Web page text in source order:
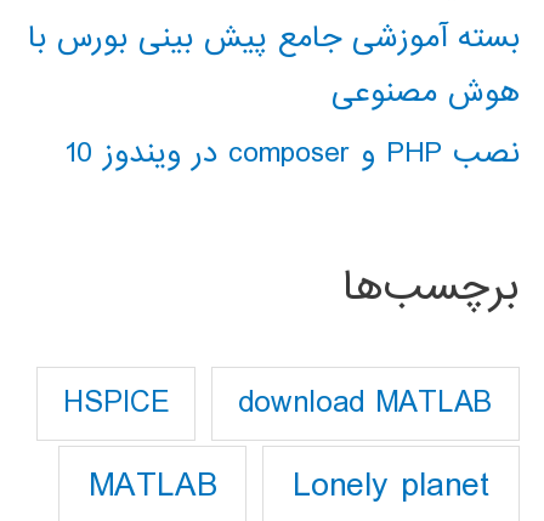
بسته آموزشی جامع پیش بینی بورس با
هوش مصنوعی
نصب PHP و composer در ویندوز 10
برچسب‌ها
download MATLAB
HSPICE
Lonely planet
MATLAB